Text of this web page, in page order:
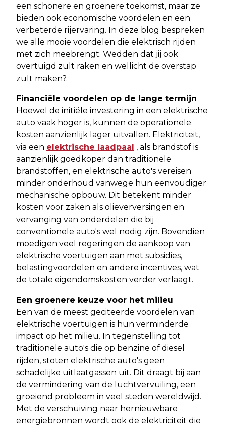
een schonere en groenere toekomst, maar ze
bieden ook economische voordelen en een
verbeterde rijervaring. In deze blog bespreken
we alle mooie voordelen die elektrisch rijden
met zich meebrengt. Wedden dat jij ook
overtuigd zult raken en wellicht de overstap
zult maken?.
Financiële voordelen op de lange termijn
Hoewel de initiële investering in een elektrische
auto vaak hoger is, kunnen de operationele
kosten aanzienlijk lager uitvallen. Elektriciteit,
via een elektrische laadpaal , als brandstof is
aanzienlijk goedkoper dan traditionele
brandstoffen, en elektrische auto's vereisen
minder onderhoud vanwege hun eenvoudiger
mechanische opbouw. Dit betekent minder
kosten voor zaken als olieverversingen en
vervanging van onderdelen die bij
conventionele auto's wel nodig zijn. Bovendien
moedigen veel regeringen de aankoop van
elektrische voertuigen aan met subsidies,
belastingvoordelen en andere incentives, wat
de totale eigendomskosten verder verlaagt.
Een groenere keuze voor het milieu
Een van de meest geciteerde voordelen van
elektrische voertuigen is hun verminderde
impact op het milieu. In tegenstelling tot
traditionele auto's die op benzine of diesel
rijden, stoten elektrische auto's geen
schadelijke uitlaatgassen uit. Dit draagt bij aan
de vermindering van de luchtvervuiling, een
groeiend probleem in veel steden wereldwijd.
Met de verschuiving naar hernieuwbare
energiebronnen wordt ook de elektriciteit die